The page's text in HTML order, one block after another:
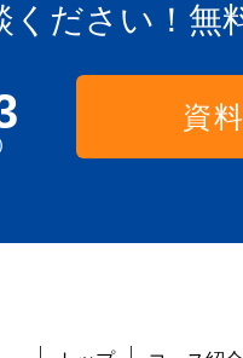
ださい！ 無
資